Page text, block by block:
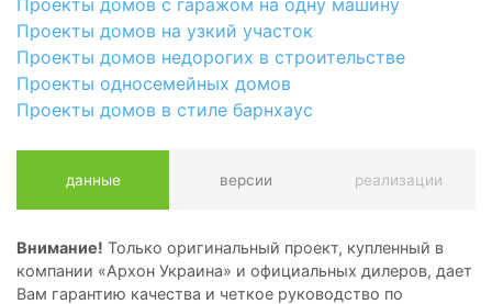
Проекты домов на узкий участок
Проекты домов недорогих в строительстве
Проекты односемейных домов
Проекты домов в стиле барнхаус
данные версии реализации
Внимание! Только оригинальный проект, купленный в
компании «Архон Украина» и официальных дилеров, дает
Вам гарантию качества и четкое руководство по